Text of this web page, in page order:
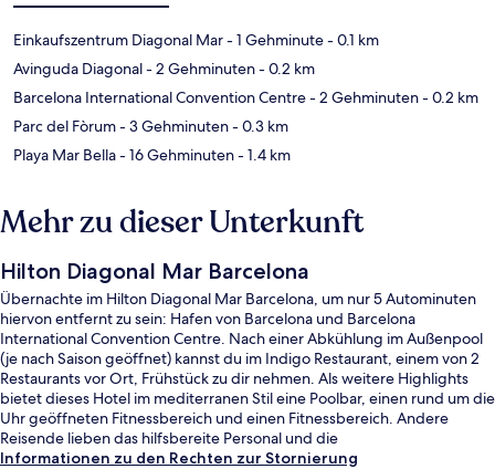
Einkaufszentrum Diagonal Mar- 1 Gehminute- 0.1 km
Avinguda Diagonal- 2 Gehminuten- 0.2 km
Barcelona International Convention Centre- 2 Gehminuten- 0.2 km
Parc del Fòrum- 3 Gehminuten- 0.3 km
Playa Mar Bella- 16 Gehminuten- 1.4 km
Mehr zu dieser Unterkunft
Hilton Diagonal Mar Barcelona
Übernachte im Hilton Diagonal Mar Barcelona, um nur 5 Autominuten
hiervon entfernt zu sein: Hafen von Barcelona und Barcelona
International Convention Centre. Nach einer Abkühlung im Außenpool
(je nach Saison geöffnet) kannst du im Indigo Restaurant, einem von 2
Restaurants vor Ort, Frühstück zu dir nehmen. Als weitere Highlights
bietet dieses Hotel im mediterranen Stil eine Poolbar, einen rund um die
Uhr geöffneten Fitnessbereich und einen Fitnessbereich. Andere
Reisende lieben das hilfsbereite Personal und die
Einkaufsmöglichkeiten. Die Unterkunft ist nur einen kurzen Fußmarsch
Informationen zu den Rechten zur Stornierung